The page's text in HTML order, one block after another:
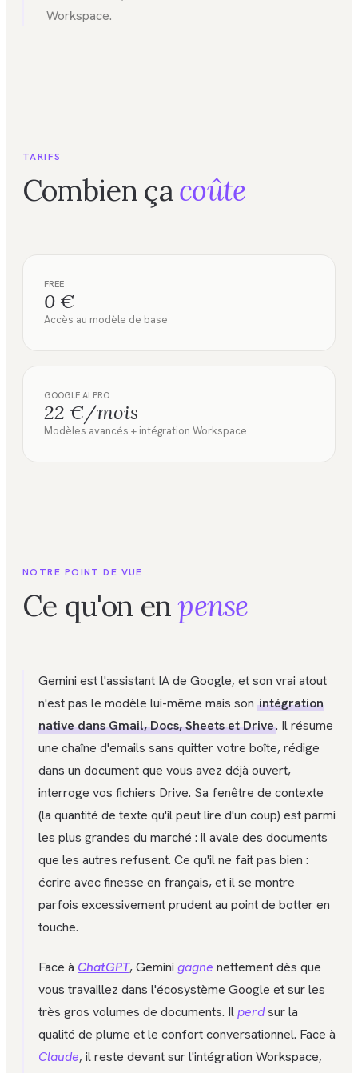
Workspace.
TARIFS
Combien çacoûte
FREE
0 €
Accès au modèle de base
GOOGLE AI PRO
22 €/mois
Modèles avancés + intégration Workspace
NOTRE POINT DE VUE
Ce qu'on enpense
Gemini est l'assistant IA de Google, et son vrai atout
n'est pas le modèle lui-même mais son intégration
native dans Gmail, Docs, Sheets et Drive. Il résume
une chaîne d'emails sans quitter votre boîte, rédige
dans un document que vous avez déjà ouvert,
interroge vos fichiers Drive. Sa fenêtre de contexte
(la quantité de texte qu'il peut lire d'un coup) est parmi
les plus grandes du marché : il avale des documents
que les autres refusent. Ce qu'il ne fait pas bien :
écrire avec finesse en français, et il se montre
parfois excessivement prudent au point de botter en
touche.
Face à ChatGPT, Gemini gagne nettement dès que
vous travaillez dans l'écosystème Google et sur les
très gros volumes de documents. Ilperdsur la
qualité de plume et le confort conversationnel. Face à
Claude, il reste devant sur l'intégration Workspace,